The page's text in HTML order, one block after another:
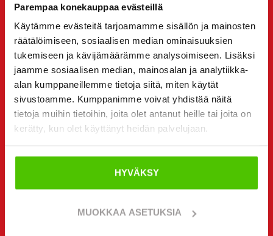
Parempaa konekauppaa evästeillä
Käytämme evästeitä tarjoamamme sisällön ja mainosten
räätälöimiseen, sosiaalisen median ominaisuuksien
tukemiseen ja kävijämäärämme analysoimiseen. Lisäksi
jaamme sosiaalisen median, mainosalan ja analytiikka-
alan kumppaneillemme tietoja siitä, miten käytät
sivustoamme. Kumppanimme voivat yhdistää näitä
tietoja muihin tietoihin, joita olet antanut heille tai joita on
kerätty, kun olet käyttänyt heidän palvelujaan.
HYVÄKSY
MUOKKAA ASETUKSIA
Vuokrata
Kysyä lisätietoja
Yhteystiedot (Pakollinen)
Etunimi * Sukunimi *
Yrityksen nimi Y-tunnus